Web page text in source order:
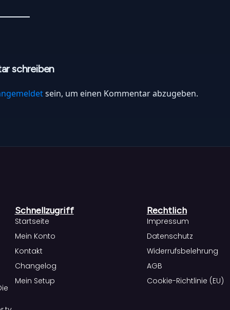
schreiben
sein, um einen Kommentar abzugeben.
Schnellzugriff
Startseite
Mein Konto
Kontakt
Changelog
Mein Setup
Rechtlich
Impressum
Datenschutz
Widerrufsbelehrung
AGB
Cookie-Richtlinie (EU)